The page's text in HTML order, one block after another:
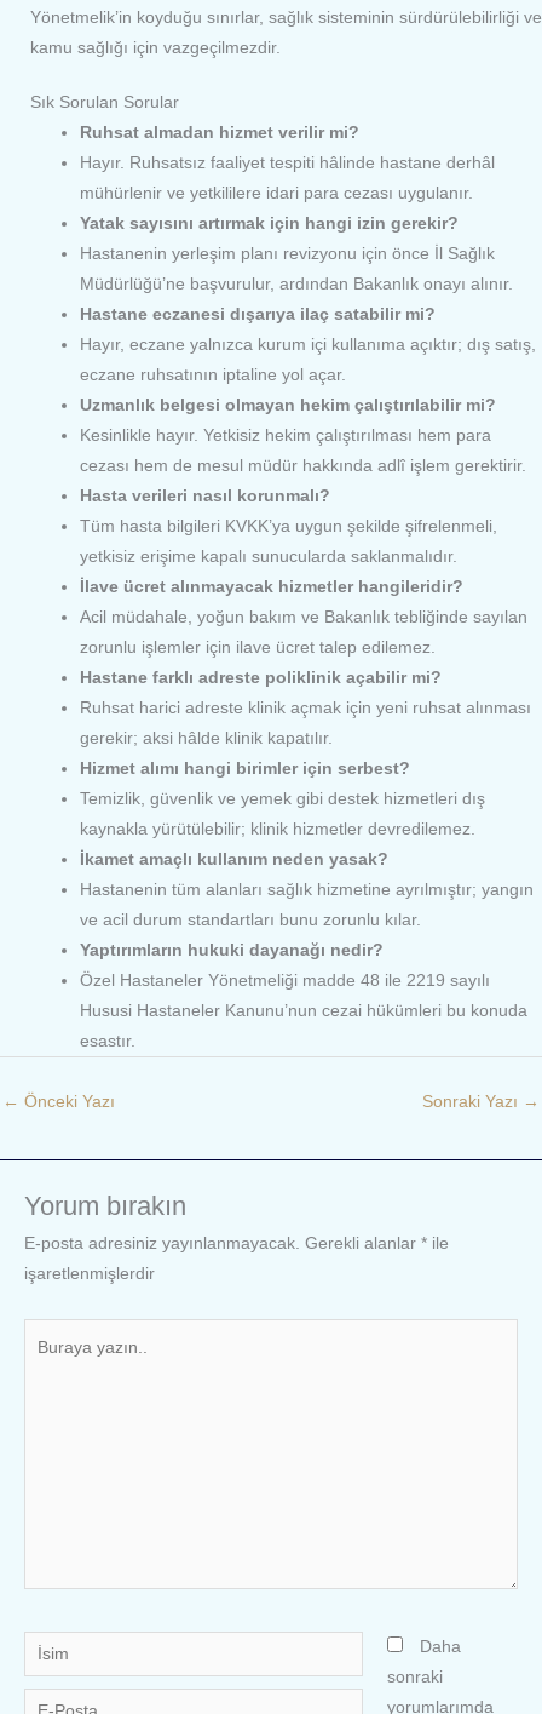
Yönetmelik’in koyduğu sınırlar, sağlık sisteminin sürdürülebilirliği ve
kamu sağlığı için vazgeçilmezdir.
Sık Sorulan Sorular
Ruhsat almadan hizmet verilir mi?
Hayır. Ruhsatsız faaliyet tespiti hâlinde hastane derhâl
mühürlenir ve yetkililere idari para cezası uygulanır.
Yatak sayısını artırmak için hangi izin gerekir?
Hastanenin yerleşim planı revizyonu için önce İl Sağlık
Müdürlüğü’ne başvurulur, ardından Bakanlık onayı alınır.
Hastane eczanesi dışarıya ilaç satabilir mi?
Hayır, eczane yalnızca kurum içi kullanıma açıktır; dış satış,
eczane ruhsatının iptaline yol açar.
Uzmanlık belgesi olmayan hekim çalıştırılabilir mi?
Kesinlikle hayır. Yetkisiz hekim çalıştırılması hem para
cezası hem de mesul müdür hakkında adlî işlem gerektirir.
Hasta verileri nasıl korunmalı?
Tüm hasta bilgileri KVKK’ya uygun şekilde şifrelenmeli,
yetkisiz erişime kapalı sunucularda saklanmalıdır.
İlave ücret alınmayacak hizmetler hangileridir?
Acil müdahale, yoğun bakım ve Bakanlık tebliğinde sayılan
zorunlu işlemler için ilave ücret talep edilemez.
Hastane farklı adreste poliklinik açabilir mi?
Ruhsat harici adreste klinik açmak için yeni ruhsat alınması
gerekir; aksi hâlde klinik kapatılır.
Hizmet alımı hangi birimler için serbest?
Temizlik, güvenlik ve yemek gibi destek hizmetleri dış
kaynakla yürütülebilir; klinik hizmetler devredilemez.
İkamet amaçlı kullanım neden yasak?
Hastanenin tüm alanları sağlık hizmetine ayrılmıştır; yangın
ve acil durum standartları bunu zorunlu kılar.
Yaptırımların hukuki dayanağı nedir?
Özel Hastaneler Yönetmeliği madde 48 ile 2219 sayılı
Hususi Hastaneler Kanunu’nun cezai hükümleri bu konuda
esastır.
← Önceki Yazı Sonraki Yazı →
Yorum bırakın
E-posta adresiniz yayınlanmayacak. Gerekli alanlar * ile
işaretlenmişlerdir
İsim
E-
Daha
sonraki
yorumlarımda